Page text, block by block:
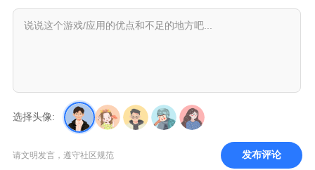
选择头像:
请文明发言，遵守社区规范 发布评论